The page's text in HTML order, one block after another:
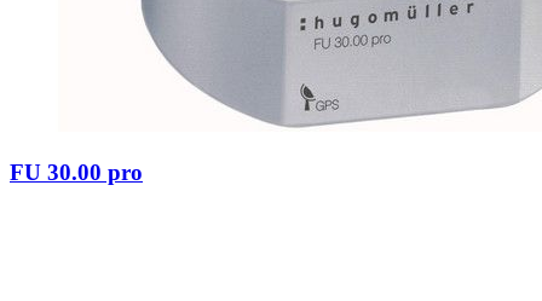
FU 30.00 pro